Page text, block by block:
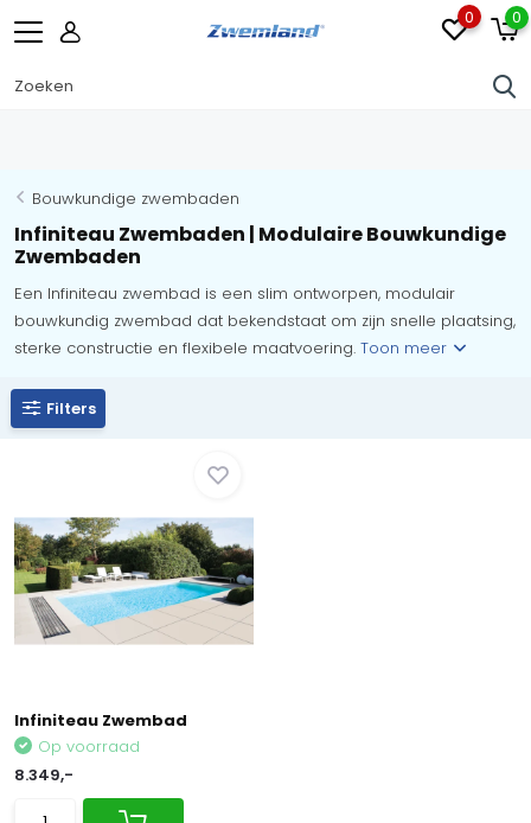
0 0
Bouwkundige zwembaden
Infiniteau Zwembaden | Modulaire Bouwkundige
Zwembaden
Een Infiniteau zwembad is een slim ontworpen, modulair
bouwkundig zwembad dat bekendstaat om zijn snelle plaatsing,
sterke constructie en flexibele maatvoering. Toon meer
Filters
Infiniteau Zwembad
Op voorraad
8.349,-